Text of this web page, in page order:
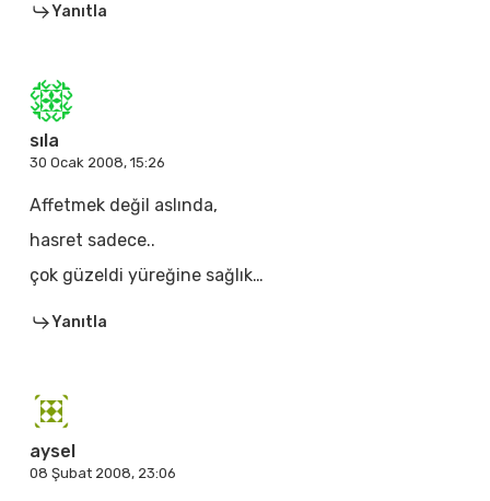
Yanıtla
sıla
30 Ocak 2008, 15:26
Affetmek değil aslında,
hasret sadece..
çok güzeldi yüreğine sağlık…
Yanıtla
aysel
08 Şubat 2008, 23:06